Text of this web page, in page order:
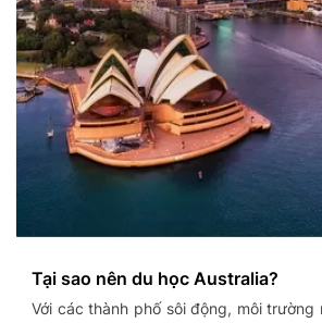
Tại sao nên du học Australia?
Với các thành phố sôi động, môi trường